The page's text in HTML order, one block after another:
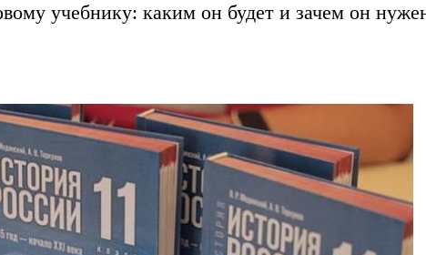
учебнику: каким он будет и зачем он